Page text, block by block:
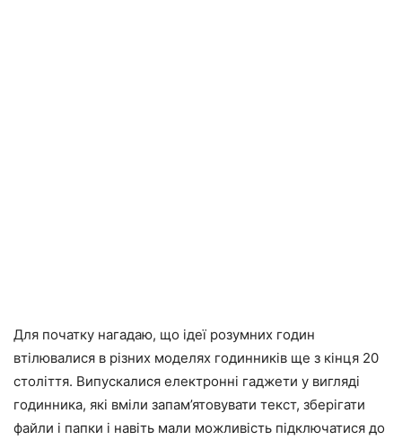
Для початку нагадаю, що ідеї розумних годин
втілювалися в різних моделях годинників ще з кінця 20
століття. Випускалися електронні гаджети у вигляді
годинника, які вміли запам’ятовувати текст, зберігати
файли і папки і навіть мали можливість підключатися до